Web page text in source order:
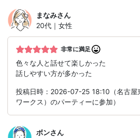
まなみさん
20代｜女性
非常に満足
色々な人と話せて楽しかった
話しやすい方が多かった
投稿日時：2026-07-25 18:10（名古屋
ワークス）のパーティーに参加）
ボンさん